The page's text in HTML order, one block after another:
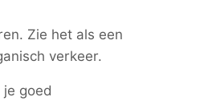
Zie het als een
verkeer.
goed